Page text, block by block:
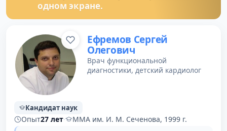
одном экране.
Ефремов Сергей
Олегович
Врач функциональной
диагностики, детский кардиолог
Кандидат наук
Опыт27 лет·
ММА им. И. М. Сеченова, 1999 г.